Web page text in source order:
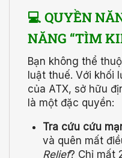
💻 QUYỀN
NĂNG “TÌM
Bạn không thể
luật thuế. Với khối
của ATX, sở hữu
là một đặc quyền:
Tra cứu cứu
và quên mất
Relief? Chỉ mất